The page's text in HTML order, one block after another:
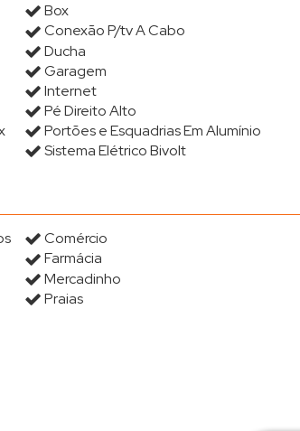
Box
Conexão P/tv A Cabo
Ducha
Garagem
Internet
Pé Direito Alto
Portões e Esquadrias Em Alumínio
Sistema Elétrico Bivolt
Comércio
Farmácia
Mercadinho
Praias